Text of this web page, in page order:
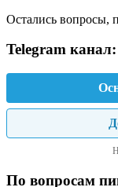
Остались вопросы,
Telegram канал:
По вопросам